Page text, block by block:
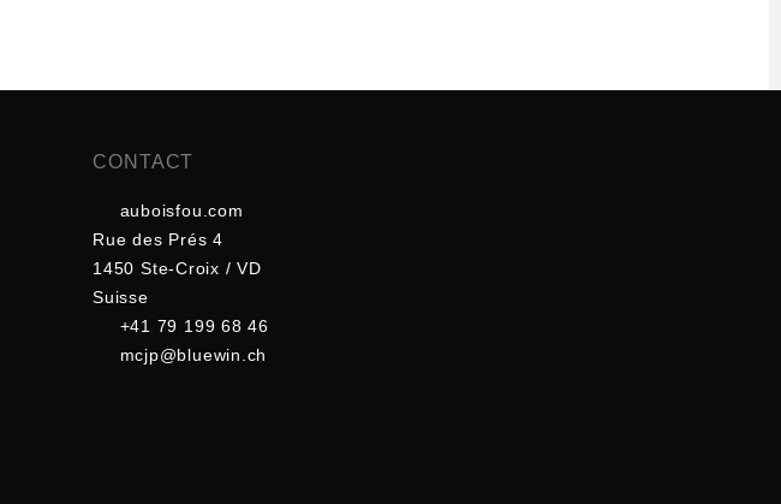
CONTACT
auboisfou.com
Rue des Prés 4
1450 Ste-Croix / VD
Suisse
+41 79 199 68 46
mcjp@bluewin.ch